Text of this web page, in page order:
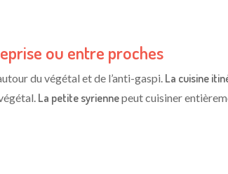
ou entre proches
du végétal et de l’anti-gaspi. La cuisine
La petite syriennepeut cuisiner